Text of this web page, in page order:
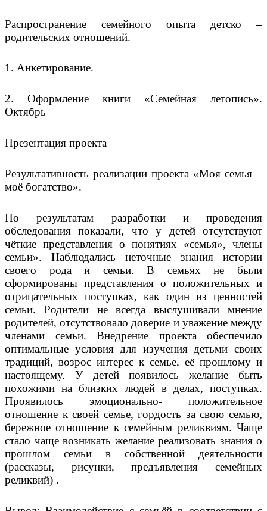
Распространение семейного опыта детско –
родительских отношений.
1. Анкетирование.
2. Оформление книги «Семейная летопись».
Октябрь
Презентация проекта
Результативность реализации проекта «Моя семья –
моё богатство».
По результатам разработки и проведения
обследования показали, что у детей отсутствуют
чёткие представления о понятиях «семья», члены
семьи». Наблюдались неточные знания истории
своего рода и семьи. В семьях не были
сформированы представления о положительных и
отрицательных поступках, как один из ценностей
семьи. Родители не всегда выслушивали мнение
родителей, отсутствовало доверие и уважение между
членами семьи. Внедрение проекта обеспечило
оптимальные условия для изучения детьми своих
традиций, возрос интерес к семье, её прошлому и
настоящему. У детей появилось желание быть
похожими на близких людей в делах, поступках.
Проявилось эмоционально- положительное
отношение к своей семье, гордость за свою семью,
бережное отношение к семейным реликвиям. Чаще
стало чаще возникать желание реализовать знания о
прошлом семьи в собственной деятельности
(рассказы, рисунки, предъявления семейных
реликвий) .